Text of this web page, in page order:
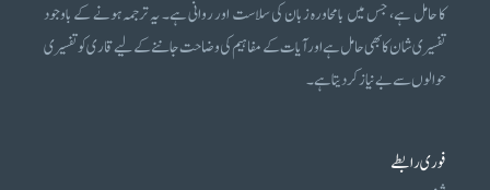
کا حامل ہے، جس میں بامحاورہ زبان کی سلاست اور روانی ہے۔ یہ ترجمہ ہونے کے باوجود
تفسیری شان کا بھی حامل ہے اور آیات کے مفاہیم کی وضاحت جاننے کے لیے قاری کو تفسیری
حوالوں سے بے نیاز کر دیتا ہے۔
فوری رابطے